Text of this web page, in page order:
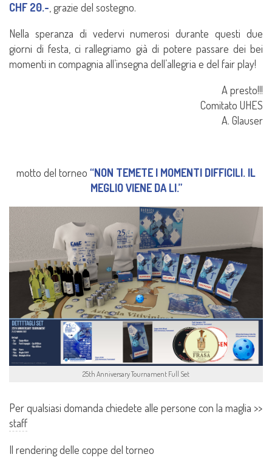
CHF 20.-, grazie del sostegno.
Nella speranza di vedervi numerosi durante questi due
giorni di festa, ci rallegriamo già di potere passare dei bei
momenti in compagnia all’insegna dell’allegria e del fair play!
A presto!!!
Comitato UHES
A. Glauser
motto del torneo “NON TEMETE I MOMENTI DIFFICILI. IL
MEGLIO VIENE DA LI.”
25th Anniversary Tournament Full Set
Per qualsiasi domanda chiedete alle persone con la maglia >>
staff
Il rendering delle coppe del torneo